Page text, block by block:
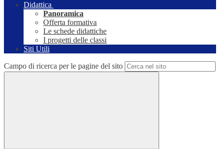
Didattica
Panoramica
Offerta formativa
Le schede didattiche
I progetti delle classi
Siti Utili
Campo di ricerca per le pagine del sito